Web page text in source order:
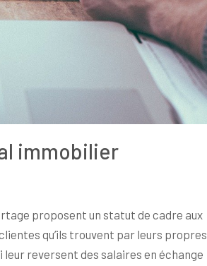
immobilier
proposent un statut de cadre aux
qu’ils trouvent par leurs propres
leur reversent des salaires en échange